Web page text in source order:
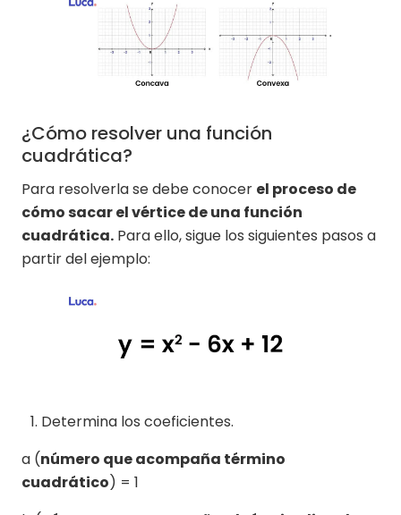
¿Cómo resolver una función
cuadrática?
Para resolverla se debe conocer el proceso de
cómo sacar el vértice de una función
cuadrática. Para ello, sigue los siguientes pasos a
partir del ejemplo:
Determina los coeficientes.
a (número que acompaña término
cuadrático) = 1